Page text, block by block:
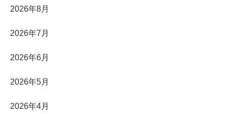
2026年8月
2026年7月
2026年6月
2026年5月
2026年4月